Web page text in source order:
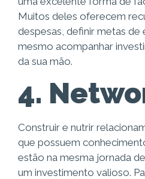
Muitos deles oferecem
despesas, definir metas de
mesmo acompanhar
da sua mão.
4.
Construir e nutrir
que possuem
estão na mesma jornada
um investimento valioso.